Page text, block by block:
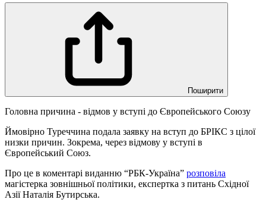
Поширити
Головна причина - відмов у вступі до Європейського Союзу
Ймовірно Туреччина подала заявку на вступ до БРІКС з цілої
низки причин. Зокрема, через відмову у вступі в
Європейський Союз.
Про це в коментарі виданню “РБК-Україна” розповіла
магістерка зовнішньої політики, експертка з питань Східної
Азії Наталія Бутирська.